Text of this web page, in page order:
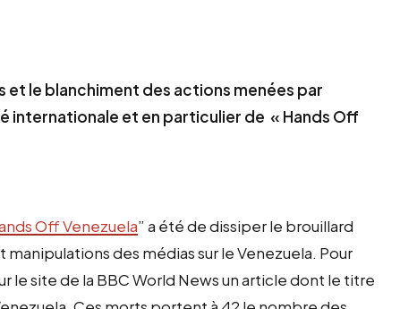
le blanchiment des actions menées par
internationale et en particulier de « Hands Off
Off Venezuela” a été de dissiper le brouillard
des médias sur le Venezuela. Pour
le site de la BBC World News un article dont le titre